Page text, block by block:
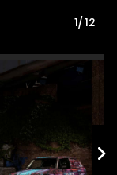
1/ 12